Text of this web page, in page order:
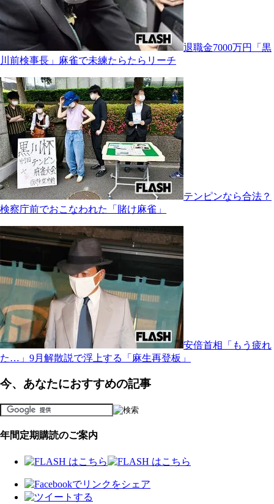
退職金7000万円「黒
川前検事長」麻雀で未練たらたらリーチ
テンピンなら合法？
検察庁前でおこなわれた「賭け麻雀」
安倍首相「もう疲れ
た…」9月解散説で浮上する「麻生再登板」
今、あなたにおすすめの記事
年間定期購読のご案内